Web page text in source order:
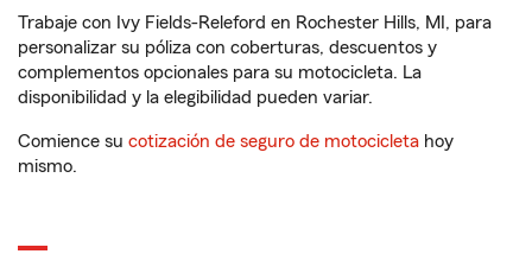
Trabaje con Ivy Fields-Releford en Rochester Hills, MI, para
personalizar su póliza con coberturas, descuentos y
complementos opcionales para su motocicleta. La
disponibilidad y la elegibilidad pueden variar.
Comience su cotización de seguro de motocicleta hoy
mismo.